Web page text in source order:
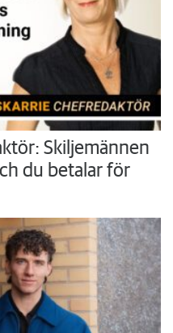
Skiljemännen
du betalar för